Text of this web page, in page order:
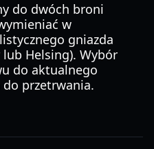
do dwóch broni
w
gniazda
Helsing). Wybór
do aktualnego
przetrwania.